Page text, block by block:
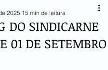
DO SINDICARNE
01 DE SETEMBRO
2025 15 min de leitura